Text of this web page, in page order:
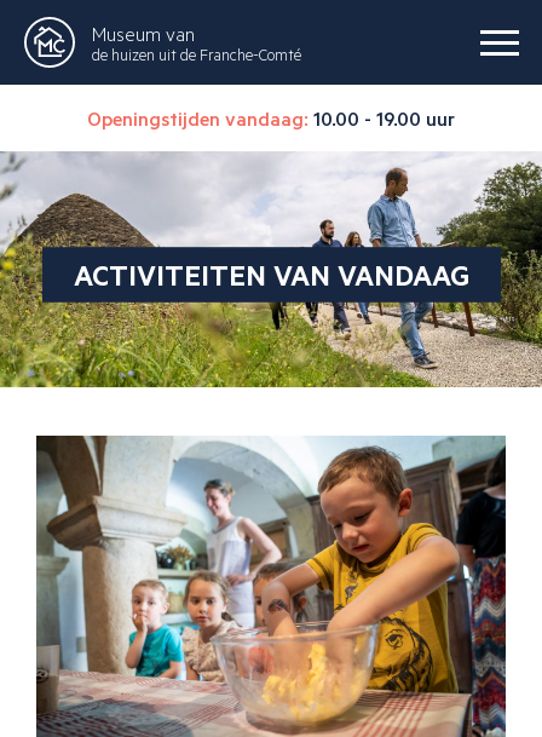
Museum van
de huizen uit de Franche-Comté
Openingstijden vandaag: 10.00 - 19.00 uur
ACTIVITEITEN VAN VANDAAG